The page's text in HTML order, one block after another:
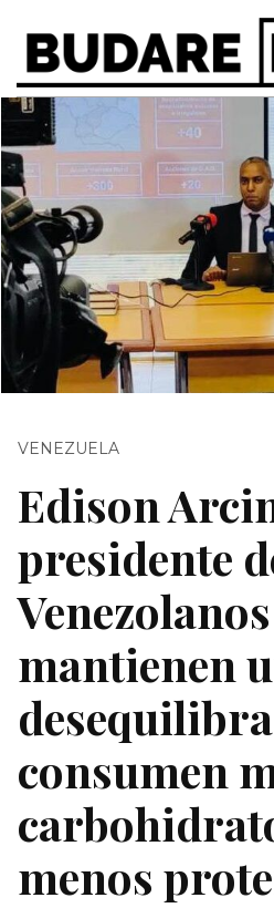
VENEZUELA
Edison
presidente
Venezolanos
mantienen
consumen
menos